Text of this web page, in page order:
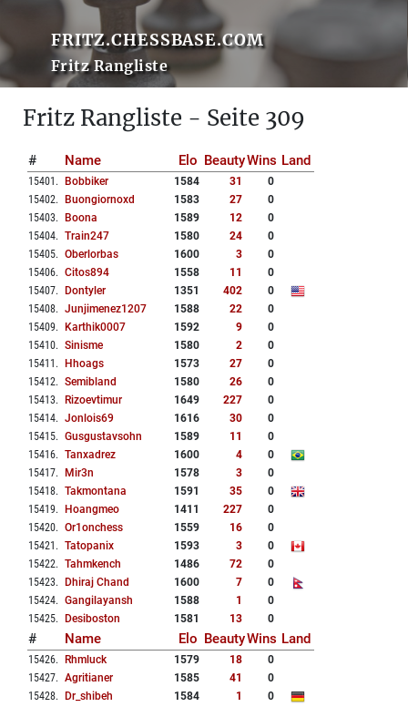
FRITZ.CHESSBASE.COM
Fritz Rangliste
Fritz Rangliste - Seite 309
# Name Elo BeautyWins Land
15401 . Bobbiker 1584 31
0
15402. Buongiornoxd 1583 27
0
15403. Boona 1589 12
0
15404. Train247 1580 24
0
15405. Oberlorbas 1600 3
0
15406. Citos894 1558 11
0
15407. Dontyler 1351 402
0
15408. Junjimenez1207 1588 22
0
15409. Karthik0007 1592 9
0
15410. Sinisme 1580 2
0
15411 . Hhoags 1573 27
0
15412. Semibland 1580 26
0
15413. Rizoevtimur 1649 227
0
15414. Jonlois69 1616 30
0
15415. Gusgustavsohn 1589 11
0
15416. Tanxadrez 1600 4
0
15417. Mir3n 1578 3
0
15418. Takmontana 1591 35
0
15419. Hoangmeo 1411 227
0
15420. Or1onchess 1559 16
0
15421 . Tatopanix 1593 3
0
15422. Tahmkench 1486 72
0
15423. Dhiraj Chand 1600 7
0
15424. Gangilayansh 1588 1
0
15425. Desiboston 1581 13 0
# Name Elo BeautyWins Land
15426. Rhmluck 1579 18
0
15427. Agritianer 1585 41
0
15428. Dr_shibeh 1584 1
0